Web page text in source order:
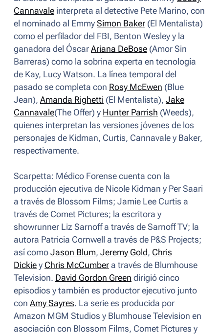
Cannavale interpreta al detective Pete Marino, con
el nominado al Emmy Simon Baker (El Mentalista)
como el perfilador del FBI, Benton Wesley y la
ganadora del Óscar Ariana DeBose (Amor Sin
Barreras) como la sobrina experta en tecnología
de Kay, Lucy Watson. La línea temporal del
pasado se completa con Rosy McEwen (Blue
Jean), Amanda Righetti (El Mentalista), Jake
Cannavale(The Offer) y Hunter Parrish (Weeds),
quienes interpretan las versiones jóvenes de los
personajes de Kidman, Curtis, Cannavale y Baker,
respectivamente.
Scarpetta: Médico Forense cuenta con la
producción ejecutiva de Nicole Kidman y Per Saari
a través de Blossom Films; Jamie Lee Curtis a
través de Comet Pictures; la escritora y
showrunner Liz Sarnoff a través de Sarnoff TV; la
autora Patricia Cornwell a través de P&S Projects;
así como Jason Blum, Jeremy Gold, Chris
Dickie y Chris McCumber a través de Blumhouse
Television. David Gordon Green dirigió cinco
episodios y también es productor ejecutivo junto
con Amy Sayres. La serie es producida por
Amazon MGM Studios y Blumhouse Television en
asociación con Blossom Films, Comet Pictures y